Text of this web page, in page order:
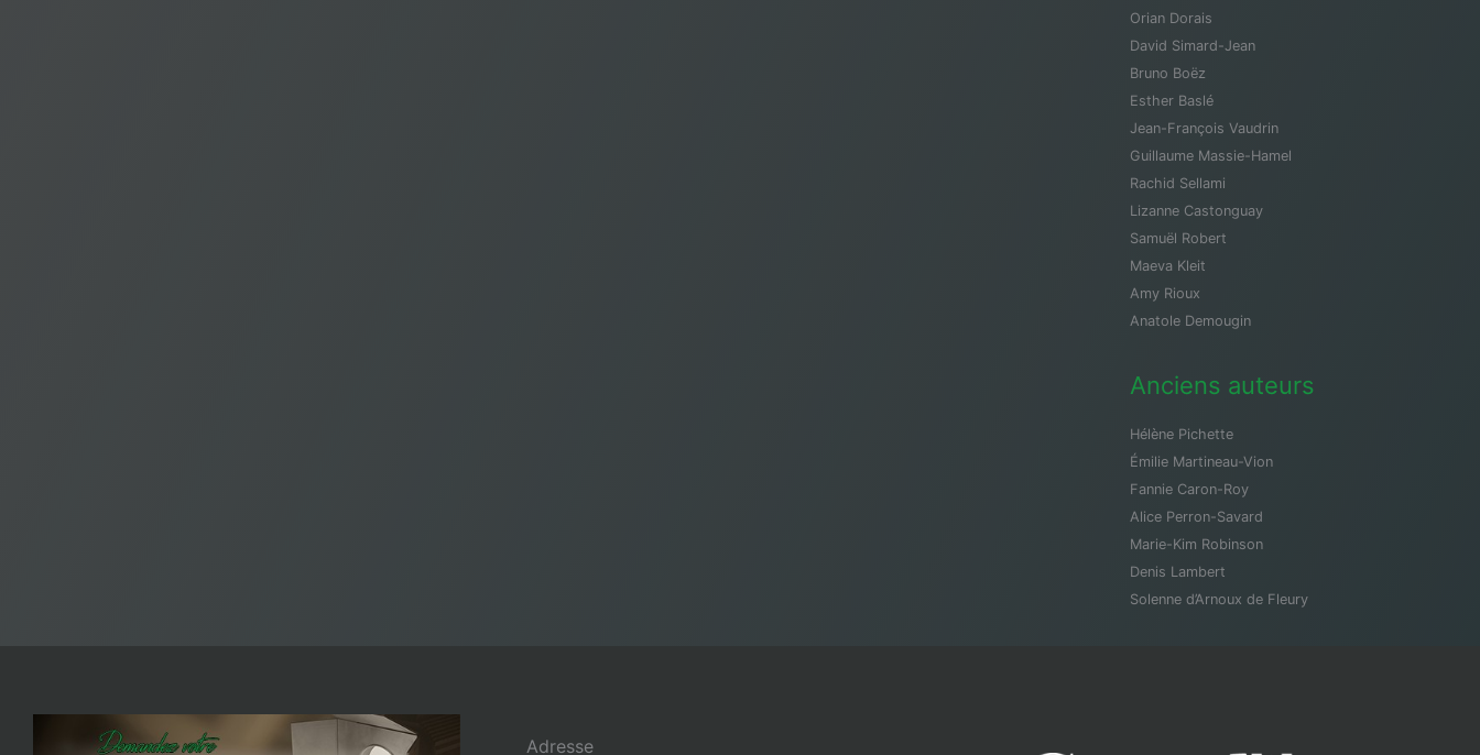
Orian Dorais
David Simard-Jean
Bruno Boëz
Esther Baslé
Jean-François Vaudrin
Guillaume Massie-Hamel
Rachid Sellami
Lizanne Castonguay
Samuël Robert
Maeva Kleit
Amy Rioux
Anatole Demougin
Anciens auteurs
Hélène Pichette
Émilie Martineau-Vion
Fannie Caron-Roy
Alice Perron-Savard
Marie-Kim Robinson
Denis Lambert
Solenne d’Arnoux de Fleury
Adresse